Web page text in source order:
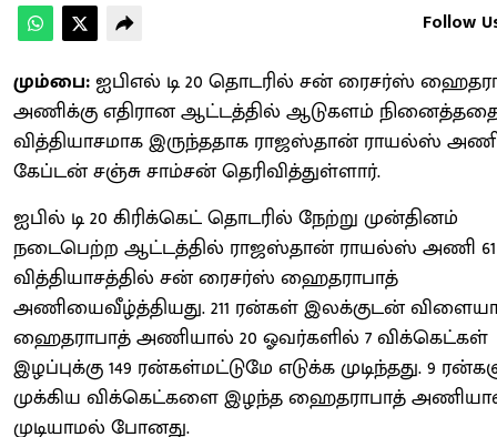
Follow
மும்பை:ஐபிஎல் டி 20 தொடரில் சன் ரைசர்ஸ்
அணிக்கு எதிரான ஆட்டத்தில் ஆடுகளம்
வித்தியாசமாக இருந்ததாக ராஜஸ்தான் ராயல்ஸ்
கேப்டன் சஞ்சு சாம்சன் தெரிவித்துள்ளார்.
ஐபில் டி 20 கிரிக்கெட் தொடரில் நேற்று முன்தினம்
நடைபெற்ற ஆட்டத்தில் ராஜஸ்தான் ராயல்ஸ் அணி
வித்தியாசத்தில் சன் ரைசர்ஸ் ஹைதராபாத்
அணியைவீழ்த்தியது. 211 ரன்கள் இலக்குடன்
ஹைதராபாத் அணியால் 20 ஓவர்களில் 7 விக்கெட்கள்
இழப்புக்கு 149 ரன்கள்மட்டுமே எடுக்க முடிந்தது. 9
முக்கிய விக்கெட்களை இழந்த ஹைதராபாத்
முடியாமல் போனது.